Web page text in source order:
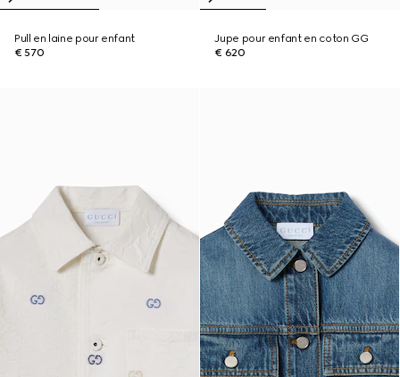
Pull en laine pour enfant
€ 570
Jupe pour enfant en coton GG
€ 620